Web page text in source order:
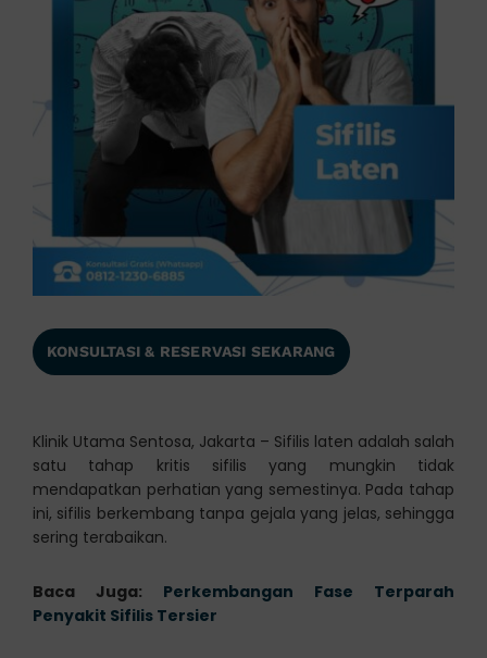
KONSULTASI & RESERVASI SEKARANG
Klinik Utama Sentosa, Jakarta – Sifilis laten adalah salah
satu tahap kritis sifilis yang mungkin tidak
mendapatkan perhatian yang semestinya. Pada tahap
ini, sifilis berkembang tanpa gejala yang jelas, sehingga
sering terabaikan.
Baca Juga: Perkembangan Fase Terparah
Penyakit Sifilis Tersier